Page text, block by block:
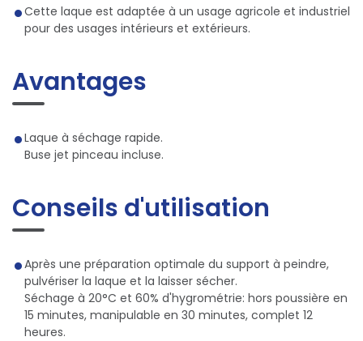
Cette laque est adaptée à un usage agricole et industriel
pour des usages intérieurs et extérieurs.
Avantages
Laque à séchage rapide.
Buse jet pinceau incluse.
Conseils d'utilisation
Après une préparation optimale du support à peindre,
pulvériser la laque et la laisser sécher.
Séchage à 20°C et 60% d'hygrométrie: hors poussière en
15 minutes, manipulable en 30 minutes, complet 12
heures.